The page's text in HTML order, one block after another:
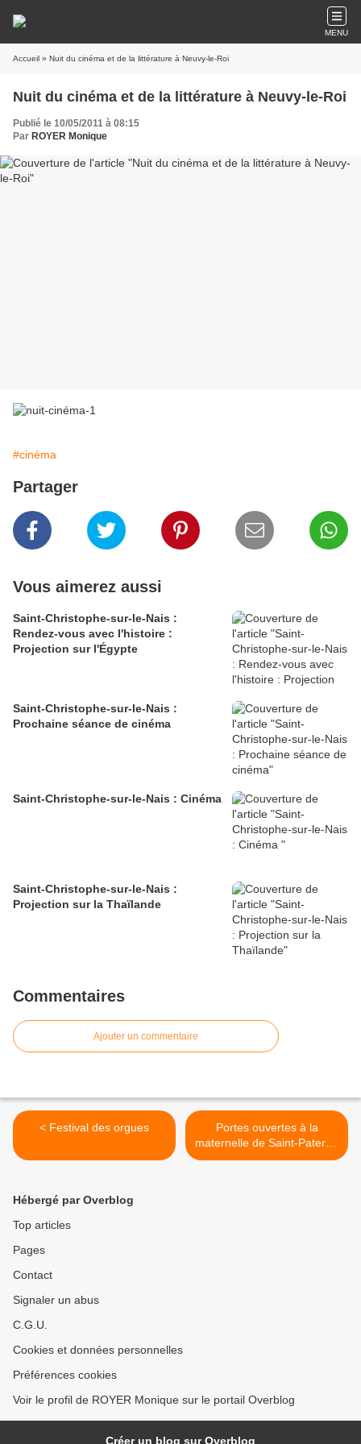
MENU
Accueil » Nuit du cinéma et de la littérature à Neuvy-le-Roi
Nuit du cinéma et de la littérature à Neuvy-le-Roi
Publié le 10/05/2011 à 08:15
Par ROYER Monique
#cinéma
Partager
Vous aimerez aussi
Saint-Christophe-sur-le-Nais :
Rendez-vous avec l'histoire :
Projection sur l'Égypte
Saint-Christophe-sur-le-Nais :
Prochaine séance de cinéma
Saint-Christophe-sur-le-Nais : Cinéma
Saint-Christophe-sur-le-Nais :
Projection sur la Thaïlande
Commentaires
Ajouter un commentaire
< Festival des orgues
Portes ouvertes à la
maternelle de Saint-Paterne
>
Hébergé par Overblog
Top articles
Pages
Contact
Signaler un abus
C.G.U.
Cookies et données personnelles
Préférences cookies
Voir le profil de ROYER Monique sur le portail Overblog
Créer un blog sur Overblog